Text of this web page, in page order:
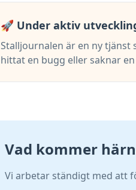
🚀 Under aktiv
Stalljournalen är en ny
hittat en bugg eller saknar
Vad kommer
Vi arbetar ständigt med att